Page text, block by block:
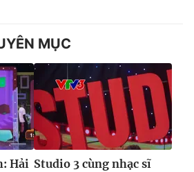
MỤC
Hải Studio 3 cùng nhạc sĩ